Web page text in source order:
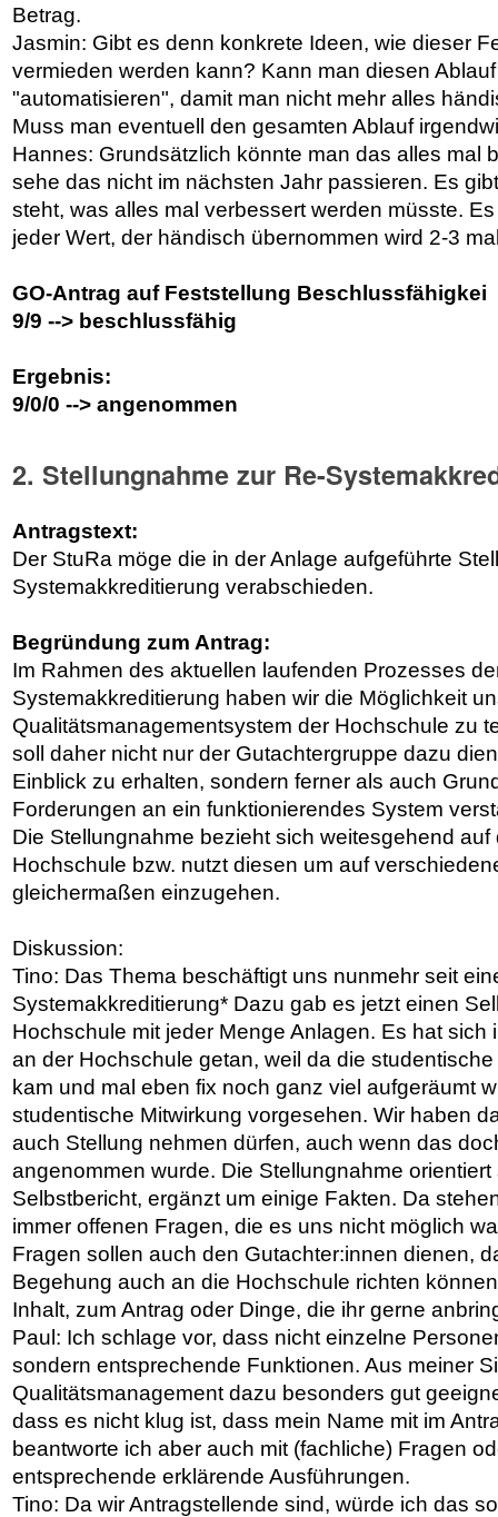
Betrag.
Jasmin: Gibt es denn konkrete Ideen, wie dieser
vermieden werden kann? Kann man diesen
"automatisieren", damit man nicht mehr alles
Muss man eventuell den gesamten Ablauf
Hannes: Grundsätzlich könnte man das alles mal
sehe das nicht im nächsten Jahr passieren. Es
steht, was alles mal verbessert werden müsste.
jeder Wert, der händisch übernommen wird 2-3
GO-Antrag auf Feststellung Beschlussfähigkei
9/9 --> beschlussfähig
Ergebnis:
9/0/0 --> angenommen
2. Stellungnahme zur Re-
Antragstext:
Der StuRa möge die in der Anlage aufgeführte
Systemakkreditierung verabschieden.
Begründung zum Antrag:
Im Rahmen des aktuellen laufenden Prozesses
Systemakkreditierung haben wir die Möglichkeit
Qualitätsmanagementsystem der Hochschule zu
soll daher nicht nur der Gutachtergruppe dazu
Einblick zu erhalten, sondern ferner als auch
Forderungen an ein funktionierendes System
Die Stellungnahme bezieht sich weitesgehend
Hochschule bzw. nutzt diesen um auf
gleichermaßen einzugehen.
Diskussion:
Tino: Das Thema beschäftigt uns nunmehr seit
Systemakkreditierung* Dazu gab es jetzt einen
Hochschule mit jeder Menge Anlagen. Es hat sich
an der Hochschule getan, weil da die
kam und mal eben fix noch ganz viel aufgeräumt
studentische Mitwirkung vorgesehen. Wir haben
auch Stellung nehmen dürfen, auch wenn das
angenommen wurde. Die Stellungnahme
Selbstbericht, ergänzt um einige Fakten. Da
immer offenen Fragen, die es uns nicht möglich
Fragen sollen auch den Gutachter:innen dienen,
Begehung auch an die Hochschule richten
Inhalt, zum Antrag oder Dinge, die ihr gerne
Paul: Ich schlage vor, dass nicht einzelne
sondern entsprechende Funktionen. Aus meiner
Qualitätsmanagement dazu besonders gut
dass es nicht klug ist, dass mein Name mit im
beantworte ich aber auch mit (fachliche) Fragen
entsprechende erklärende Ausführungen.
Tino: Da wir Antragstellende sind, würde ich das